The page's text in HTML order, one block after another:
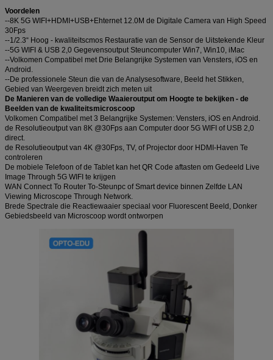
Voordelen
--8K 5G WIFI+HDMI+USB+Ehternet 12.0M de Digitale Camera van High Speed
30Fps
--1/2.3“ Hoog - kwaliteitscmos Restauratie van de Sensor de Uitstekende Kleur
--5G WIFI & USB 2,0 Gegevensoutput Steuncomputer Win7, Win10, iMac
--Volkomen Compatibel met Drie Belangrijke Systemen van Vensters, iOS en
Android.
--De professionele Steun die van de Analysesoftware, Beeld het Stikken,
Gebied van Weergeven breidt zich meten uit
De Manieren van de volledige Waaieroutput om Hoogte te bekijken - de
Beelden van de kwaliteitsmicroscoop
Volkomen Compatibel met 3 Belangrijke Systemen: Vensters, iOS en Android.
de Resolutieoutput van 8K @30Fps aan Computer door 5G WIFI of USB 2,0
direct.
de Resolutieoutput van 4K @30Fps, TV, of Projector door HDMI-Haven Te
controleren
De mobiele Telefoon of de Tablet kan het QR Code aftasten om Gedeeld Live
Image Through 5G WIFI te krijgen
WAN Connect To Router To-Steunpc of Smart device binnen Zelfde LAN
Viewing Microscope Through Network.
Brede Spectrale die Reactiewaaier speciaal voor Fluorescent Beeld, Donker
Gebiedsbeeld van Microscoop wordt ontworpen